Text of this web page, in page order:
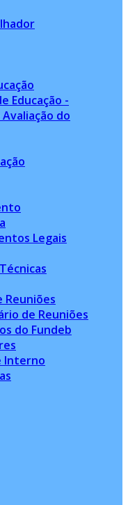
Educação -
do
Legais
Reuniões
de Reuniões
do Fundeb
Interno